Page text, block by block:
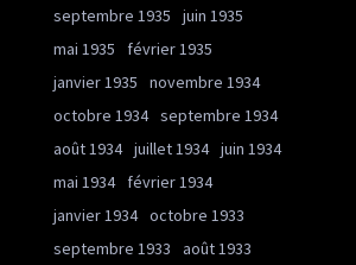
septembre 1935
juin 1935
mai 1935
février 1935
janvier 1935
novembre 1934
octobre 1934 septembre 1934
août 1934 juillet 1934 juin 1934
mai 1934
février 1934
janvier 1934 octobre 1933
septembre 1933
août 1933